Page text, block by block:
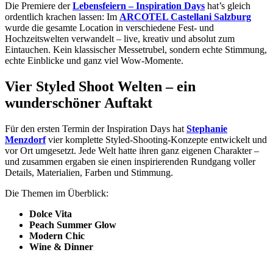
Die Premiere derLebensfeiern – Inspiration Days hat’s gleich
ordentlich krachen lassen: Im ARCOTEL Castellani Salzburg
wurde die gesamte Location in verschiedene Fest- und
Hochzeitswelten verwandelt – live, kreativ und absolut zum
Eintauchen. Kein klassischer Messetrubel, sondern echte Stimmung,
echte Einblicke und ganz viel Wow-Momente.
Vier Styled Shoot Welten – ein
wunderschöner Auftakt
Für den ersten Termin der Inspiration Days hat Stephanie
Menzdorfvier komplette Styled-Shooting-Konzepte entwickelt und
vor Ort umgesetzt. Jede Welt hatte ihren ganz eigenen Charakter –
und zusammen ergaben sie einen inspirierenden Rundgang voller
Details, Materialien, Farben und Stimmung.
Die Themen im Überblick:
Dolce Vita
Peach Summer Glow
Modern Chic
Wine & Dinner